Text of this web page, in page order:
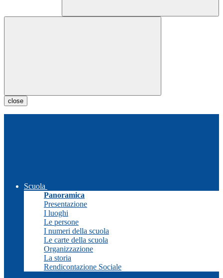
close
Scuola
Panoramica
Presentazione
I luoghi
Le persone
I numeri della scuola
Le carte della scuola
Organizzazione
La storia
Rendicontazione Sociale